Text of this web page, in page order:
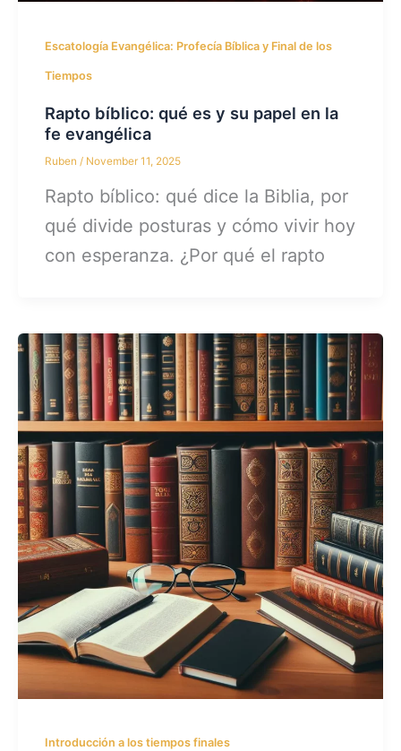
Escatología Evangélica: Profecía Bíblica y Final de los
Tiempos
Rapto bíblico: qué es y su papel en la
fe evangélica
Ruben / November 11, 2025
Rapto bíblico: qué dice la Biblia, por
qué divide posturas y cómo vivir hoy
con esperanza. ¿Por qué el rapto
Introducción a los tiempos finales